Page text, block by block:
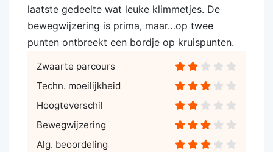
laatste gedeelte wat leuke klimmetjes. De
bewegwijzering is prima, maar…op twee
punten ontbreekt een bordje op kruispunten.
Zwaarte parcours
Techn. moeilijkheid
Hoogteverschil
Bewegwijzering
Alg. beoordeling